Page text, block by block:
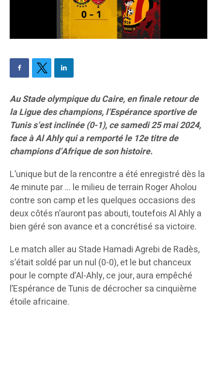
Au Stade olympique du Caire, en finale retour de
la Ligue des champions, l’Espérance sportive de
Tunis s’est inclinée (0-1), ce samedi 25 mai 2024,
face à Al Ahly qui a remporté le 12e titre de
champions d’Afrique de son histoire.
L’unique but de la rencontre a été enregistré dès la
4e minute par … le milieu de terrain Roger Aholou
contre son camp et les quelques occasions des
deux côtés n’auront pas abouti, toutefois Al Ahly a
bien géré son avance et a concrétisé sa victoire.
Le match aller au Stade Hamadi Agrebi de Radès,
s’était soldé par un nul (0-0), et le but chanceux
pour le compte d’Al-Ahly, ce jour, aura empêché
l’Espérance de Tunis de décrocher sa cinquième
étoile africaine.